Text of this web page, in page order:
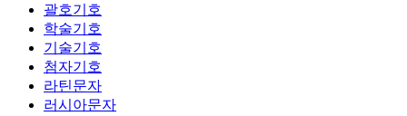
괄호기호
학술기호
기술기호
첨자기호
라틴문자
러시아문자